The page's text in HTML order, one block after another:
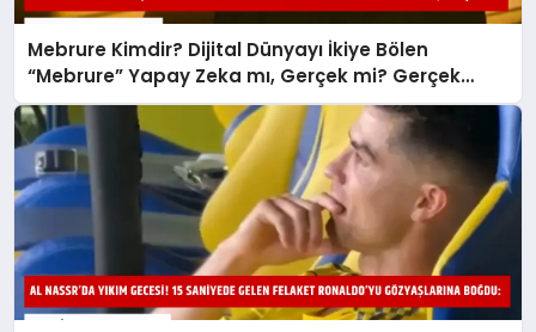
Mebrure Kimdir? Dijital Dünyayı İkiye Bölen
“Mebrure” Yapay Zeka mı, Gerçek mi? Gerçek
Ortaya Çıktı!